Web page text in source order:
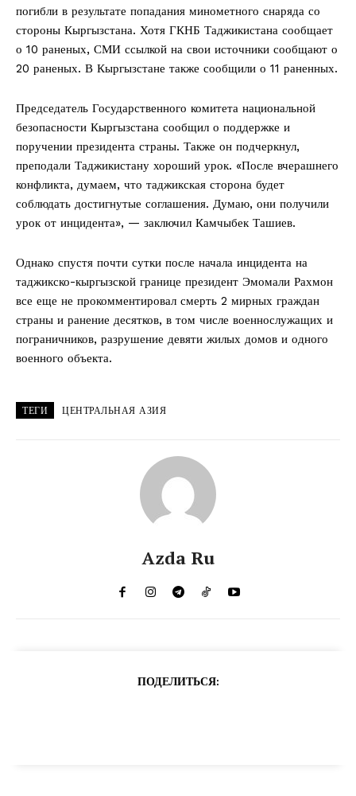
погибли в результате попадания минометного снаряда со
стороны Кыргызстана. Хотя ГКНБ Таджикистана сообщает
о 10 раненых, СМИ ссылкой на свои источники сообщают о
20 раненых. В Кыргызстане также сообщили о 11 раненных.
Председатель Государственного комитета национальной
безопасности Кыргызстана сообщил о поддержке и
поручении президента страны. Также он подчеркнул,
преподали Таджикистану хороший урок. «После вчерашнего
конфликта, думаем, что таджикская сторона будет
соблюдать достигнутые соглашения. Думаю, они получили
урок от инцидента», — заключил Камчыбек Ташиев.
Однако спустя почти сутки после начала инцидента на
таджикско-кыргызской границе президент Эмомали Рахмон
все еще не прокомментировал смерть 2 мирных граждан
страны и ранение десятков, в том числе военнослужащих и
пограничников, разрушение девяти жилых домов и одного
военного объекта.
ТЕГИ ЦЕНТРАЛЬНАЯ АЗИЯ
Azda Ru
ПОДЕЛИТЬСЯ: